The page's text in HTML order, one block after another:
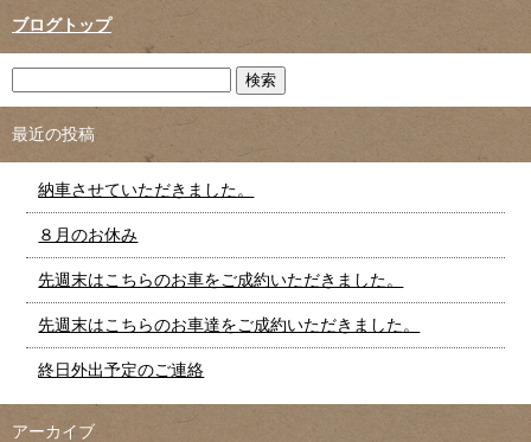
ブログトップ
最近の投稿
納車させていただきました。
８月のお休み
先週末はこちらのお車をご成約いただきました。
先週末はこちらのお車達をご成約いただきました。
終日外出予定のご連絡
アーカイブ